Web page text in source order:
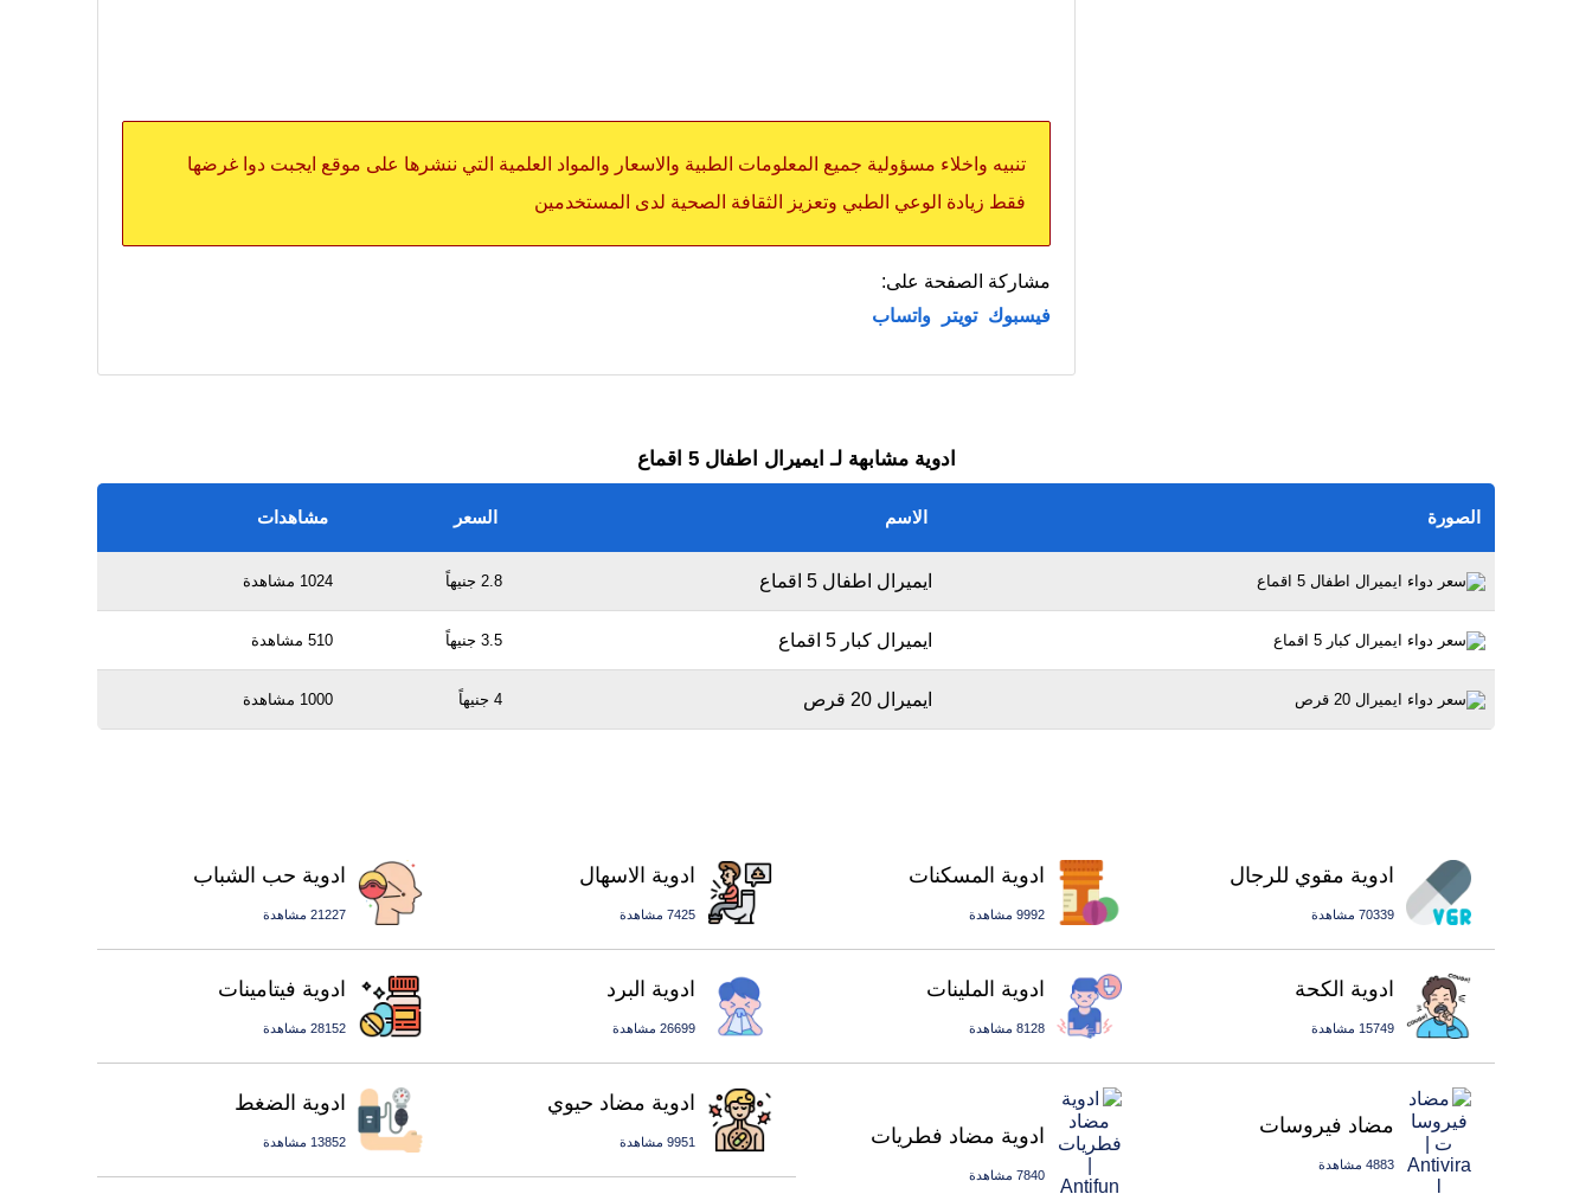
تنبيه واخلاء مسؤولية جميع المعلومات الطبية والاسعار والمواد العلمية التي ننشرها على موقع ايجبت دوا غرضها
فقط زيادة الوعي الطبي وتعزيز الثقافة الصحية لدى المستخدمين
مشاركة الصفحة على:
فيسبوك تويتر واتساب
ادوية مشابهة لـ ايميرال اطفال 5 اقماع
الصورة الاسم السعر مشاهدات
ايميرال اطفال 5 اقماع 2.8 جنيهاً 1024 مشاهدة
ايميرال كبار 5 اقماع 3.5 جنيهاً 510 مشاهدة
ايميرال 20 قرص 4 جنيهاً 1000 مشاهدة
ادوية حب الشباب
21227 مشاهدة
ادوية الاسهال
7425 مشاهدة
ادوية المسكنات
9992 مشاهدة
ادوية مقوي للرجال
70339 مشاهدة
ادوية فيتامينات
28152 مشاهدة
ادوية البرد
26699 مشاهدة
ادوية الملينات
8128 مشاهدة
ادوية الكحة
15749 مشاهدة
ادوية الضغط
13852 مشاهدة
ادوية مضاد حيوي
9951 مشاهدة ادوية مضاد فطريات
7840 مشاهدة
مضاد فيروسات
4883 مشاهدة